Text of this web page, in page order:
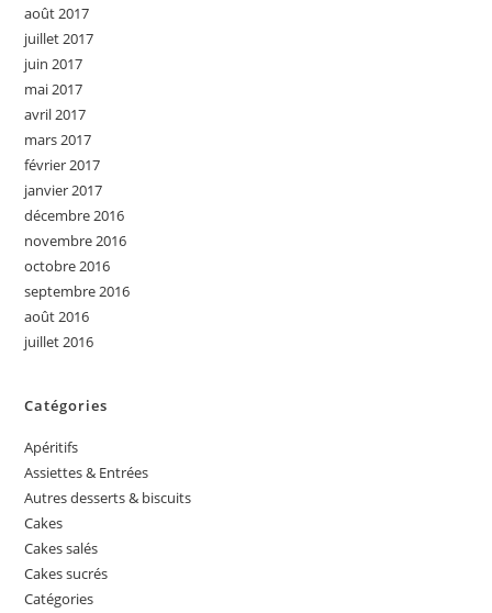
août 2017
juillet 2017
juin 2017
mai 2017
avril 2017
mars 2017
février 2017
janvier 2017
décembre 2016
novembre 2016
octobre 2016
septembre 2016
août 2016
juillet 2016
Catégories
Apéritifs
Assiettes & Entrées
Autres desserts & biscuits
Cakes
Cakes salés
Cakes sucrés
Catégories